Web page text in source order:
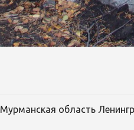
Мурманская область